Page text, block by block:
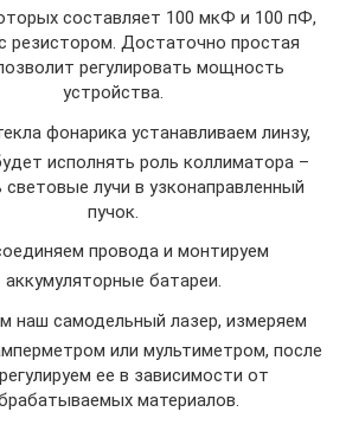
составляет 100 мкФ и 100 пФ,
резистором. Достаточно простая
регулировать мощность
устройства.
фонарика устанавливаем линзу,
исполнять роль коллиматора –
световые лучи в узконаправленный
пучок.
провода и монтируем
аккумуляторные батареи.
наш самодельный лазер, измеряем
или мультиметром, после
ее в зависимости от
материалов.